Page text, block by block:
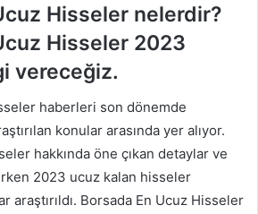
Hisseler nelerdir?
Hisseler 2023
vereceğiz.
haberleri son dönemde
konular arasında yer alıyor.
hakkında öne çıkan detaylar ve
2023 ucuz kalan hisseler
araştırıldı. Borsada En Ucuz Hisseler